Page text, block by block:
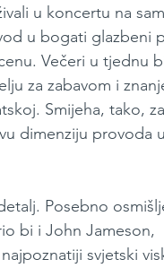
u koncertu na
u bogati glazbeni
Večeri u tjednu
za zabavom i
Smijeha, tako,
dimenziju provoda u
Posebno
bi i John Jameson,
svjetski